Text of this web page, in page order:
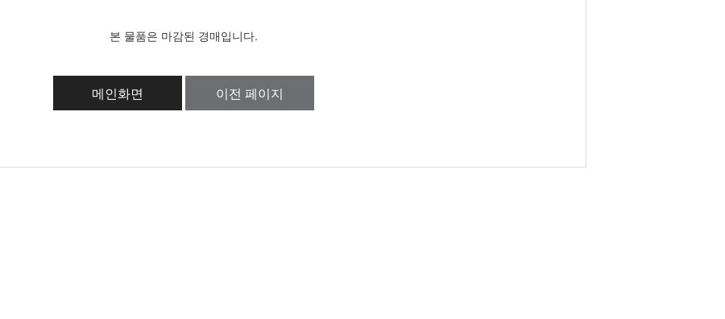
본 물품은 마감된 경매입니다.
메인화면 이전 페이지